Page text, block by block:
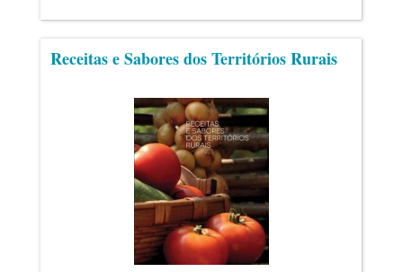
Receitas e Sabores dos Territórios Rurais